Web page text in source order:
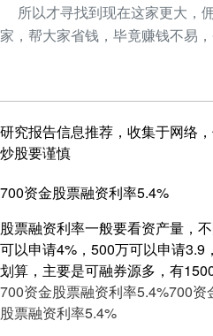
所以才寻找到现在这家更大，
家，帮大家省钱，毕竟赚钱不易，
研究报告信息推荐，收集于网络
炒股要谨慎
700资金股票融资利率5.4%
股票融资利率一般要看资产量，
可以申请4%，500万可以申请3.9
划算，主要是可融券源多，有
700资金股票融资利率5.4%700资
股票融资利率5.4%